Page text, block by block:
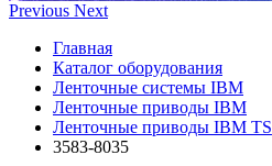
Previous Next
Главная
Каталог оборудования
Ленточные системы IBM
Ленточные приводы IBM
Ленточные приводы IBM TS
3583-8035